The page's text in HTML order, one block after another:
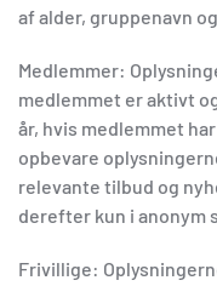
af alder, gruppenavn
Medlemmer:
medlemmet er aktivt
år, hvis medlemmet
opbevare
relevante tilbud og
derefter kun i anonym
Frivillige: